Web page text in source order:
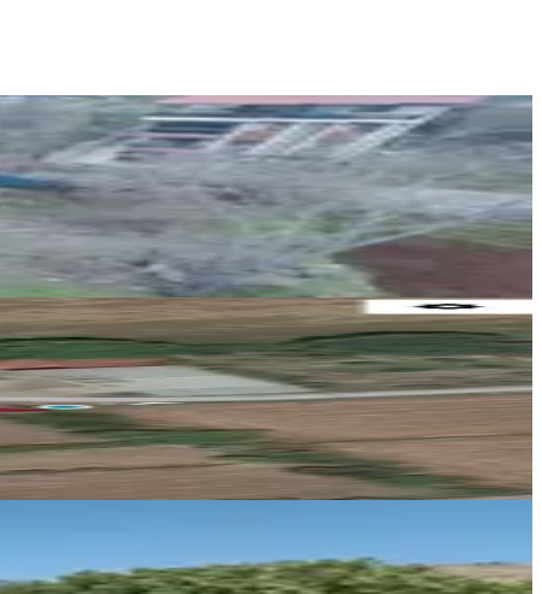
Tercih GayrimenkulHalil Çetinkaya
Tercih GayrimenkulHalil Çetinkaya
Revizyon GayrimenkulSerhat Çam